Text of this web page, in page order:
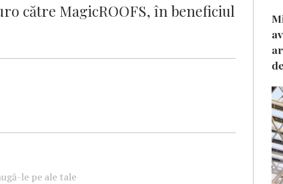
către MagicROOFS, în beneficiul
le pe ale tale